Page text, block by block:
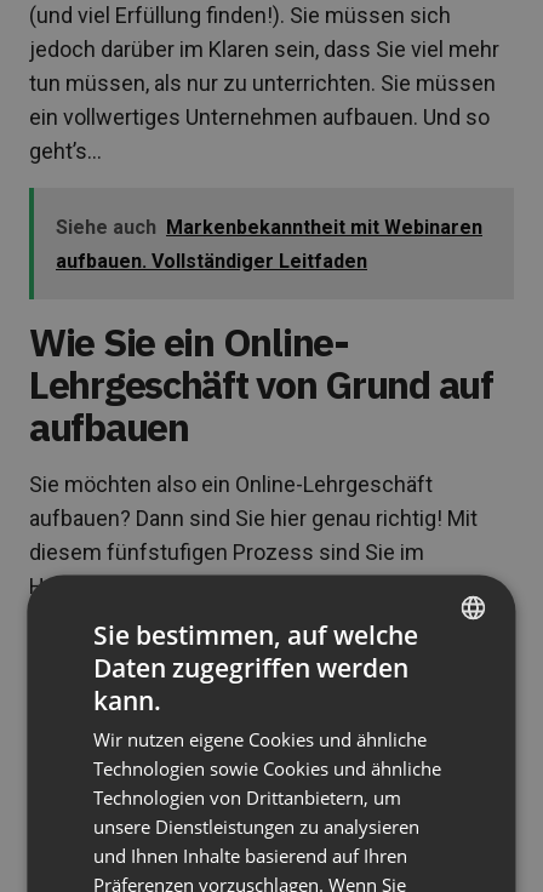
(und viel Erfüllung finden!). Sie müssen sich
jedoch darüber im Klaren sein, dass Sie viel mehr
tun müssen, als nur zu unterrichten. Sie müssen
ein vollwertiges Unternehmen aufbauen. Und so
geht’s…
Siehe auch Markenbekanntheit mit Webinaren
aufbauen. Vollständiger Leitfaden
Wie Sie ein Online-
Lehrgeschäft von Grund auf
aufbauen
Sie möchten also ein Online-Lehrgeschäft
aufbauen? Dann sind Sie hier genau richtig! Mit
diesem fünfstufigen Prozess sind Sie im
Handumdrehen startklar. Los geht’s…
1. Die Grundlagen festlegen
Entscheiden Sie zunächst, was Sie
Vielleicht möchten Sie Erwachsenen traditionelle
Schulfächer beibringen, damit sie ihre GED-
Prüfungen bestehen können. Oder Sie können
neuen Unternehmern solide Geschäftsgrundsätze
ENGLISH
GERMAN
POLISH
RUSSIAN
SPANISH
Sie bestimmen, auf welche
Daten zugegriffen werden
kann.
Wir nutzen eigene Cookies und ähnliche
Technologien sowie Cookies und ähnliche
Technologien von Drittanbietern, um
unsere Dienstleistungen zu analysieren
und Ihnen Inhalte basierend auf Ihren
Präferenzen vorzuschlagen. Wenn Sie